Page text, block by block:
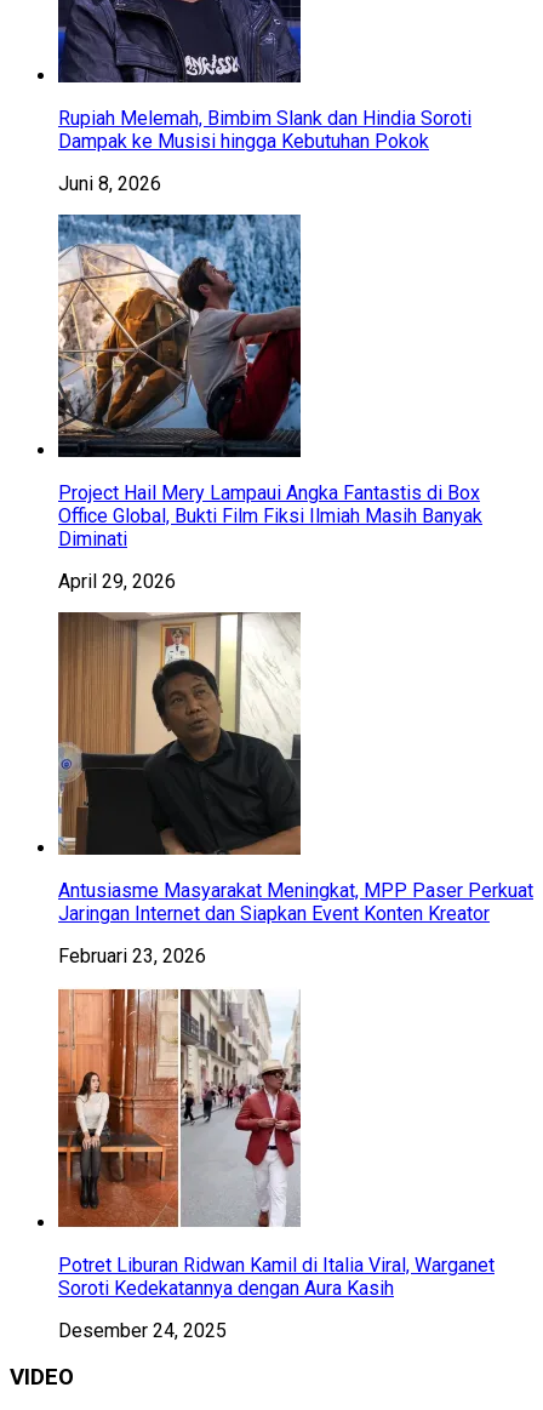
Rupiah Melemah, Bimbim Slank dan Hindia Soroti
Dampak ke Musisi hingga Kebutuhan Pokok
Juni 8, 2026
Project Hail Mery Lampaui Angka Fantastis di Box
Office Global, Bukti Film Fiksi Ilmiah Masih Banyak
Diminati
April 29, 2026
Antusiasme Masyarakat Meningkat, MPP Paser Perkuat
Jaringan Internet dan Siapkan Event Konten Kreator
Februari 23, 2026
Potret Liburan Ridwan Kamil di Italia Viral, Warganet
Soroti Kedekatannya dengan Aura Kasih
Desember 24, 2025
VIDEO